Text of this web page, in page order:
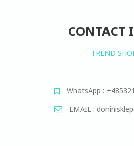
CONTACT
TREND
WhatsApp :
EMAIL :